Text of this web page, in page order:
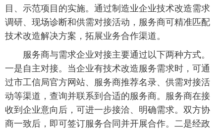
目、示范项目的实施。通过制造业企业技术改造需求
调研、现场诊断和供需对接活动，服务商可精准匹配
技术改造解决方案，拓展业务合作渠道。
服务商与需求企业对接主要通过以下两种方式。
一是自主对接。当企业有技术改造服务需求时，可通
过市工信局官方网站、服务商推荐名录、供需对接活
动等渠道，查询并联系到合适的服务商。服务商在接
收到企业意向后，可进一步接洽、明确需求。双方协
商一致后，即可签订服务合同并开展合作。二是经政